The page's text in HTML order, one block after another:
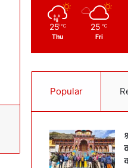
25 ℃
Thu
25 ℃
Fri
Popular